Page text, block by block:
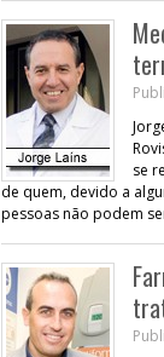
se
de quem, devido a
pessoas não podem